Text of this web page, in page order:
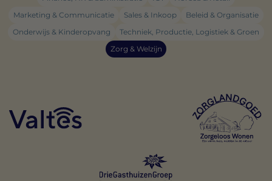
Marketing & Communicatie
Sales & Inkoop
Beleid & Organisatie
Onderwijs & Kinderopvang
Techniek, Productie, Logistiek & Groen
Zorg & Welzijn